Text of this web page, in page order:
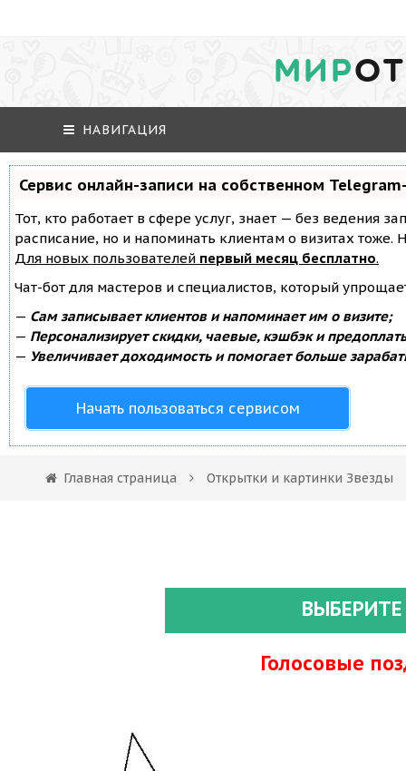
МИР
НАВИГАЦИЯ
Сервис онлайн-записи на собственном
Тот, кто работает в сфере услуг, знает — без ведения
расписание, но и напоминать клиентам о визитах
Для новых пользователей первый месяц бесплатно.
Чат-бот для мастеров и специалистов, который
— Сам записывает клиентов и напоминает им о визите;
— Персонализирует скидки, чаевые, кэшбэк и
— Увеличивает доходимость и помогает больше
Начать пользоваться сервисом
Главная страница Открытки и картинки Звезды
Голосовые